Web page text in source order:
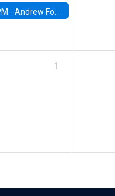
-Andrew Foster, Brown University
1